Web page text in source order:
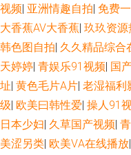
超碰
视频| 亚洲情趣自拍| 免费
大香蕉AV大香蕉| 玖玖资源
韩色图自拍| 久久精品综合
天婷婷| 青娱乐91视频| 国
址| 黄色毛片A片| 老湿福利
级| 欧美曰韩性爱| 操人91
日本少妇| 久草国产视频|
美涩另类| 欧美ⅤA在线播放|